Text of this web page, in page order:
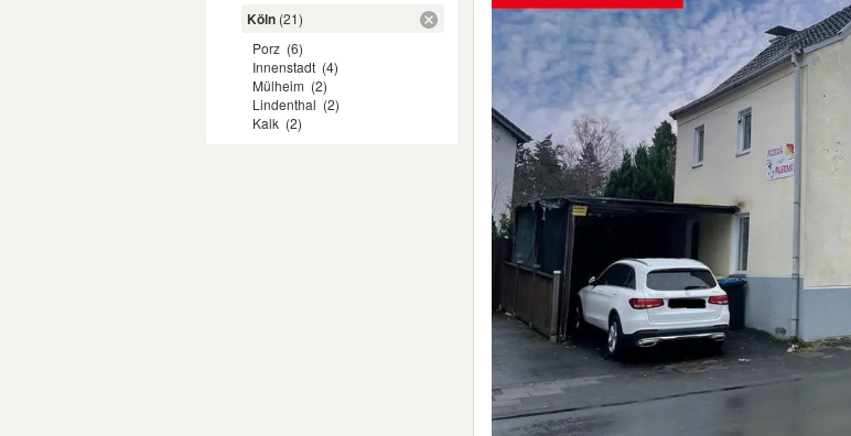
Köln (21)
Porz (6)
Innenstadt (4)
Mülheim (2)
Lindenthal (2)
Kalk (2)